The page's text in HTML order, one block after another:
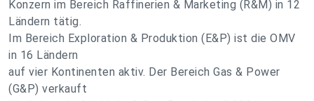
Konzern im Bereich Raffinerien & Marketing (R&M) in 12
Ländern tätig.
Im Bereich Exploration & Produktion (E&P) ist die OMV
in 16 Ländern
auf vier Kontinenten aktiv. Der Bereich Gas & Power
(G&P) verkauft